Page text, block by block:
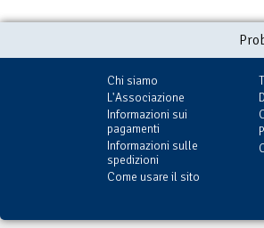
Chi siamo
L'Associazione
Informazioni sui
pagamenti
Informazioni sulle
spedizioni
Come usare il sito